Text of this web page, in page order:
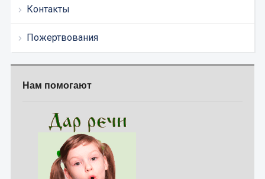
Контакты
Пожертвования
Нам помогают